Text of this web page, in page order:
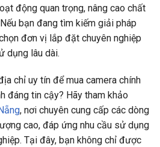
động quan trọng, nâng cao chất
bạn đang tìm kiếm giải pháp
đơn vị lắp đặt chuyên nghiệp
dụng lâu dài.
chỉ uy tín để mua camera chính
đáng tin cậy? Hãy tham khảo
, nơi chuyên cung cấp các dòng
cao, đáp ứng nhu cầu sử dụng
Tại đây, bạn không chỉ được